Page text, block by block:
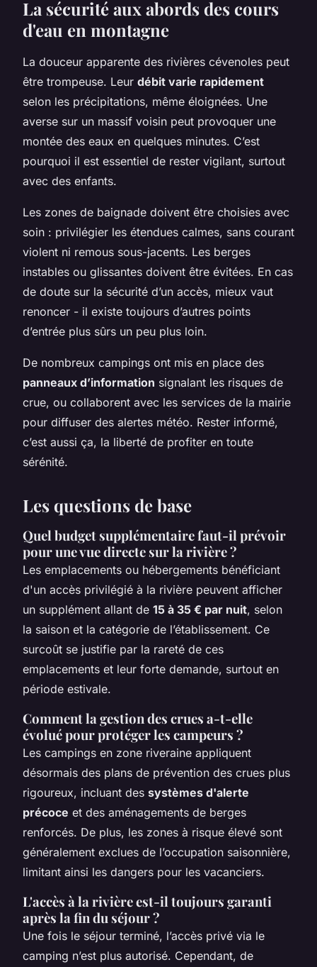
La sécurité aux abords des cours
d'eau en montagne
La douceur apparente des rivières cévenoles peut
être trompeuse. Leur débit varie rapidement
selon les précipitations, même éloignées. Une
averse sur un massif voisin peut provoquer une
montée des eaux en quelques minutes. C’est
pourquoi il est essentiel de rester vigilant, surtout
avec des enfants.
Les zones de baignade doivent être choisies avec
soin : privilégier les étendues calmes, sans courant
violent ni remous sous-jacents. Les berges
instables ou glissantes doivent être évitées. En cas
de doute sur la sécurité d’un accès, mieux vaut
renoncer - il existe toujours d’autres points
d’entrée plus sûrs un peu plus loin.
De nombreux campings ont mis en place des
panneaux d’information signalant les risques de
crue, ou collaborent avec les services de la mairie
pour diffuser des alertes météo. Rester informé,
c’est aussi ça, la liberté de profiter en toute
sérénité.
Les questions de base
Quel budget supplémentaire faut-il prévoir
pour une vue directe sur la rivière ?
Les emplacements ou hébergements bénéficiant
d'un accès privilégié à la rivière peuvent afficher
un supplément allant de 15 à 35 € par nuit, selon
la saison et la catégorie de l’établissement. Ce
surcoût se justifie par la rareté de ces
emplacements et leur forte demande, surtout en
période estivale.
Comment la gestion des crues a-t-elle
évolué pour protéger les campeurs ?
Les campings en zone riveraine appliquent
désormais des plans de prévention des crues plus
rigoureux, incluant des systèmes d'alerte
précoce et des aménagements de berges
renforcés. De plus, les zones à risque élevé sont
généralement exclues de l’occupation saisonnière,
limitant ainsi les dangers pour les vacanciers.
L'accès à la rivière est-il toujours garanti
après la fin du séjour ?
Une fois le séjour terminé, l’accès privé via le
camping n’est plus autorisé. Cependant, de